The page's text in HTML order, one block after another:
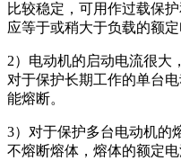
比较稳定，可用作过载保
应等于或稍大于负载的额定
2）电动机的启动电流很大
对于保护长期工作的单台
能熔断。
3）对于保护多台电动机的
不熔断熔体，熔体的额定